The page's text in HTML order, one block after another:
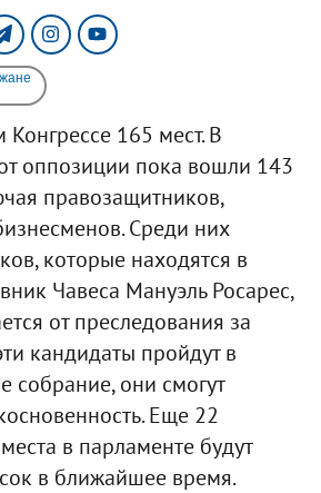
Конгрессе 165 мест. В
оппозиции пока вошли 143
правозащитников,
Среди них
которые находятся в
Чавеса Мануэль Росарес,
от преследования за
кандидаты пройдут в
собрание, они смогут
Еще 22
в парламенте будут
в ближайшее время.